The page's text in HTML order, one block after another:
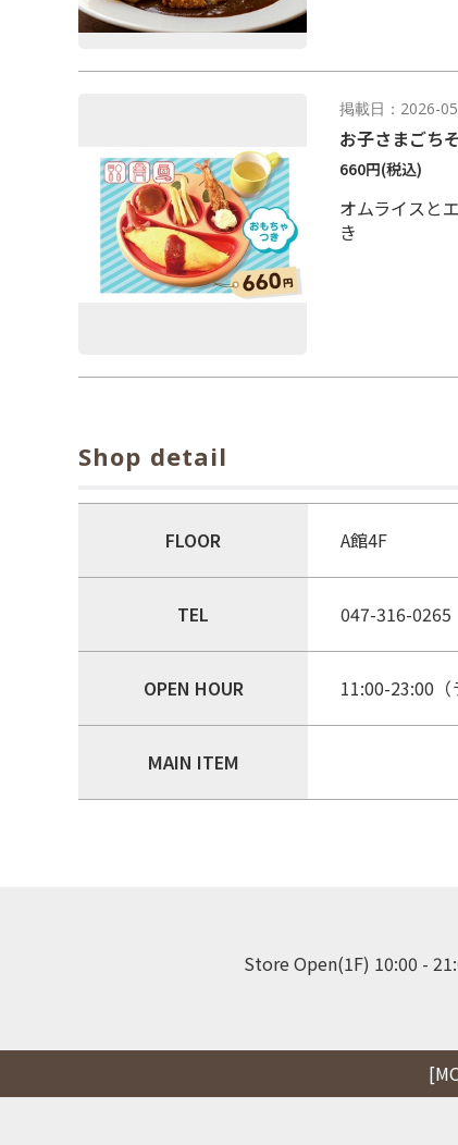
掲載日：2026-
お子さまごち
660円(税込)
オムライスと
き
Shop detail
FLOOR A館4F
TEL 047-316-0265
OPEN HOUR 11:00-23:00（
MAIN ITEM
Store Open(1F) 10:00 -